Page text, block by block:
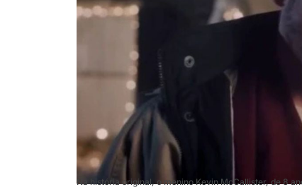
Na história original, o menino Kevin McCallister, de 8